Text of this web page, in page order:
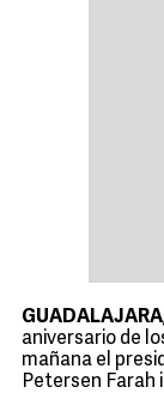
aniversario de
mañana el
Petersen